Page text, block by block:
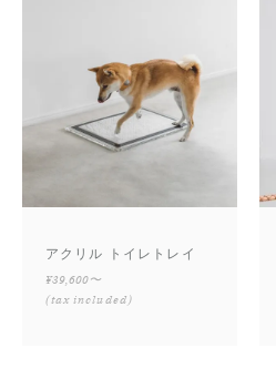
アクリル トイレトレイ
¥39,600〜
(tax included)